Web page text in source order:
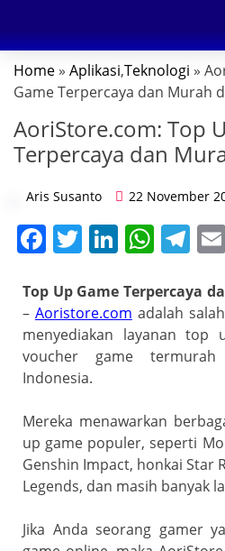
Home » Aplikasi,Teknologi »
Game Terpercaya dan Murah
AoriStore.com: Top
Terpercaya dan
Aris Susanto 22 November
F
c
e
b
o
o
k
T
itt
er
Li
k
e
dI
W
at
s
A
p
T
e
gr
a
Top Up Game Terpercaya
– Aoristore.com adalah
menyediakan layanan top
voucher game
Indonesia.
Mereka menawarkan
up game populer, seperti
Genshin Impact, honkai Star
Legends, dan masih banyak
Jika Anda seorang gamer